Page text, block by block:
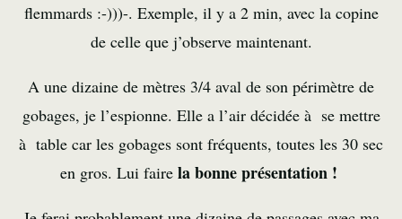
flemmards :-)))-. Exemple, il y a 2 min, avec la copine
de celle que j’observe maintenant.
A une dizaine de mètres 3/4 aval de son périmètre de
gobages, je l’espionne. Elle a l’air décidée à se mettre
à table car les gobages sont fréquents, toutes les 30 sec
en gros. Lui faire la bonne présentation !